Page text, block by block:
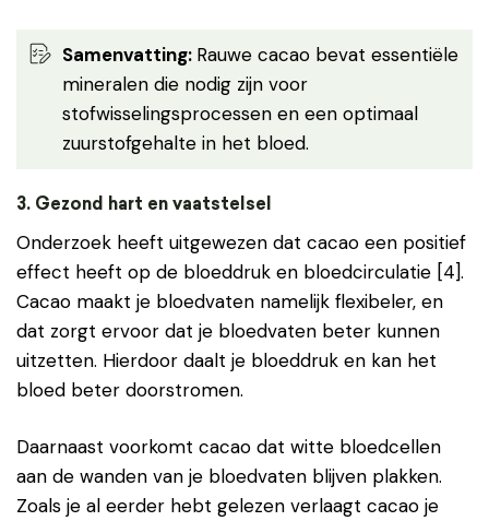
Samenvatting: Rauwe cacao bevat essentiële
mineralen die nodig zijn voor
stofwisselingsprocessen en een optimaal
zuurstofgehalte in het bloed.
3. Gezond hart en vaatstelsel
Onderzoek heeft uitgewezen dat cacao een positief
effect heeft op de bloeddruk en bloedcirculatie [4].
Cacao maakt je bloedvaten namelijk flexibeler, en
dat zorgt ervoor dat je bloedvaten beter kunnen
uitzetten. Hierdoor daalt je bloeddruk en kan het
bloed beter doorstromen.
Daarnaast voorkomt cacao dat witte bloedcellen
aan de wanden van je bloedvaten blijven plakken.
Zoals je al eerder hebt gelezen verlaagt cacao je